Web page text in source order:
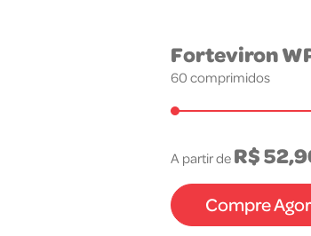
Forteviron
60 comprimidos
A partir deR$
Compre